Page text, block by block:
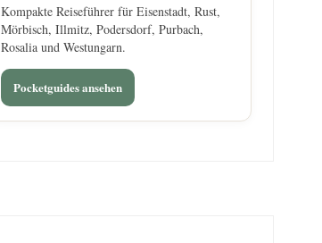
Kompakte Reiseführer für Eisenstadt, Rust,
Mörbisch, Illmitz, Podersdorf, Purbach,
Rosalia und Westungarn.
Pocketguides ansehen